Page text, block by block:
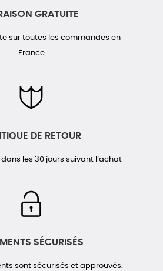
GRATUITE
sur toutes les commandes en
France
DE RETOUR
les 30 jours suivant l’achat
SÉCURISÉS
sont sécurisés et approuvés.